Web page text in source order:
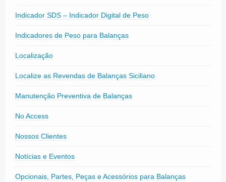
Indicador SDS – Indicador Digital de Peso
Indicadores de Peso para Balanças
Localização
Localize as Revendas de Balanças Siciliano
Manutenção Preventiva de Balanças
No Access
Nossos Clientes
Notícias e Eventos
Opcionais, Partes, Peças e Acessórios para Balanças